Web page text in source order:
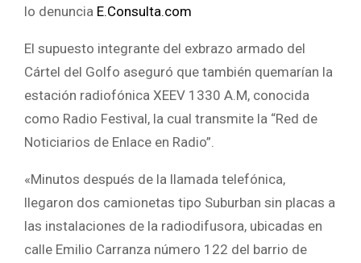
lo denuncia E.Consulta.com
El supuesto integrante del exbrazo armado del
Cártel del Golfo aseguró que también quemarían la
estación radiofónica XEEV 1330 A.M, conocida
como Radio Festival, la cual transmite la “Red de
Noticiarios de Enlace en Radio”.
«Minutos después de la llamada telefónica,
llegaron dos camionetas tipo Suburban sin placas a
las instalaciones de la radiodifusora, ubicadas en
calle Emilio Carranza número 122 del barrio de